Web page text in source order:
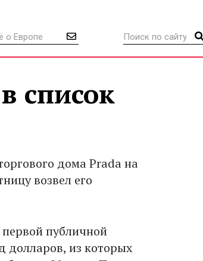
список
дома Prada на
возвел его
публичной
долларов, из которых